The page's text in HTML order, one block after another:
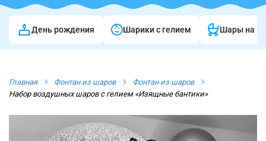
День рождения Шарики c гелием Шары на
Главная Фонтан из шаров
Фонтан из шаров
Набор воздушных шаров с гелием «Изящные бантики»